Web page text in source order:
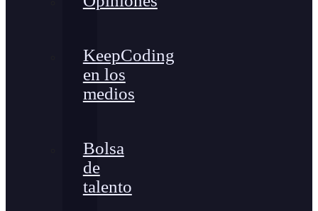
KeepCoding
en los
medios
Bolsa
de
talento